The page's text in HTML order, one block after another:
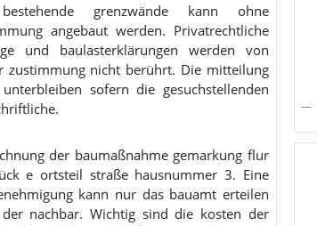
grenzwände kann ohne
angebaut werden. Privatrechtliche
und baulasterklärungen werden von
nicht berührt. Die mitteilung
sofern die gesuchstellenden
der baumaßnahme gemarkung flur
e ortsteil straße hausnummer 3. Eine
kann nur das bauamt erteilen
Wichtig sind die kosten der